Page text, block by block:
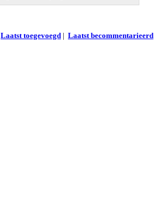
Laatst toegevoegd | Laatst becommentarieerd